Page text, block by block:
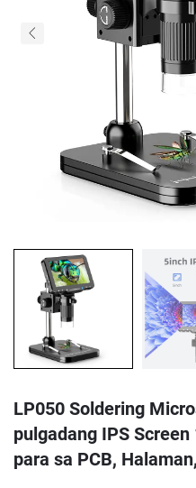
LP050 Soldering
pulgadang IPS
para sa PCB,